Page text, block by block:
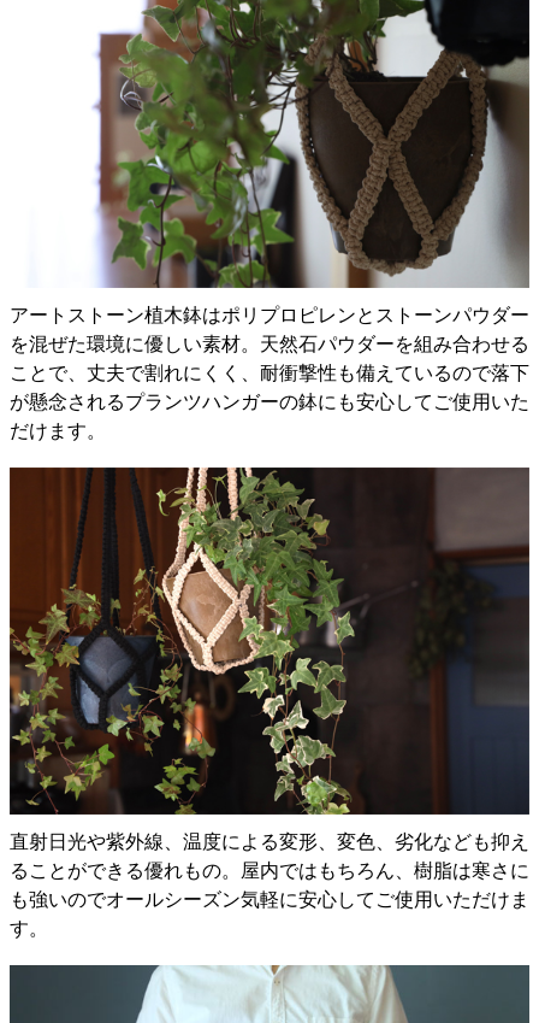
アートストーン植木鉢はポリプロピレンとストーンパウダー
を混ぜた環境に優しい素材。天然石パウダーを組み合わせる
ことで、丈夫で割れにくく、耐衝撃性も備えているので落下
が懸念されるプランツハンガーの鉢にも安心してご使用いた
だけます。
直射日光や紫外線、温度による変形、変色、劣化なども抑え
ることができる優れもの。屋内ではもちろん、樹脂は寒さに
も強いのでオールシーズン気軽に安心してご使用いただけま
す。